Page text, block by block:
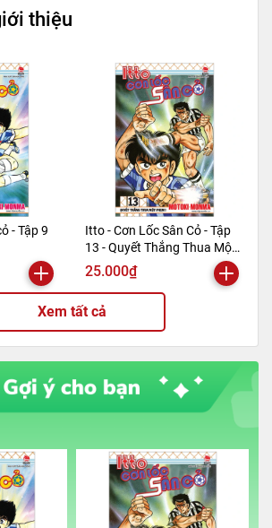
thiệu
- Tập 9
Itto - Cơn Lốc Sân Cỏ - Tập
13 - Quyết Thắng Thua Một
Phen!! (Tái Bản 2024)
25.000₫
Xem tất cả